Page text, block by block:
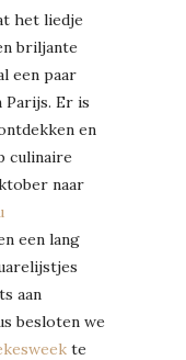
het liedje
briljante
een paar
Er is
en
culinaire
naar
een lang
aan
besloten we
te